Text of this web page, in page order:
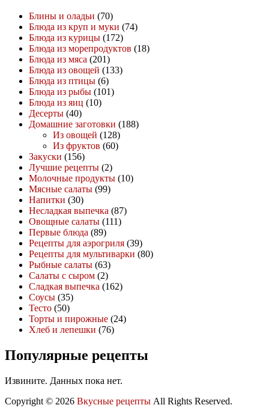
Блины и оладьи (70)
Блюда из круп и муки (74)
Блюда из курицы (172)
Блюда из морепродуктов (18)
Блюда из мяса (201)
Блюда из овощей (133)
Блюда из птицы (6)
Блюда из рыбы (101)
Блюда из яиц (10)
Десерты (40)
Домашние заготовки (188)
Из овощей (128)
Из фруктов (60)
Закуски (156)
Лучшие рецепты (2)
Молочные продукты (10)
Мясные салаты (99)
Напитки (30)
Несладкая выпечка (87)
Овощные салаты (111)
Первые блюда (89)
Рецепты для аэрогриля (39)
Рецепты для мультиварки (80)
Рыбные салаты (63)
Салаты с сыром (2)
Сладкая выпечка (162)
Соусы (35)
Тесто (50)
Торты и пирожные (24)
Хлеб и лепешки (76)
Популярные рецепты
Извините. Данных пока нет.
Copyright © 2026 Вкусные рецепты All Rights Reserved.